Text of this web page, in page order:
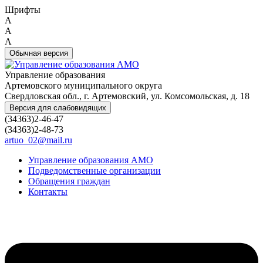
Шрифты
A
A
A
Обычная версия
Управление образования
Артемовского муниципального округа
Свердловская обл., г. Артемовский, ул. Комсомольская, д. 18
Версия для слабовидящих
(34363)2-46-47
(34363)2-48-73
artuo_02@mail.ru
Управление образования АМО
Подведомственные организации
Обращения граждан
Контакты